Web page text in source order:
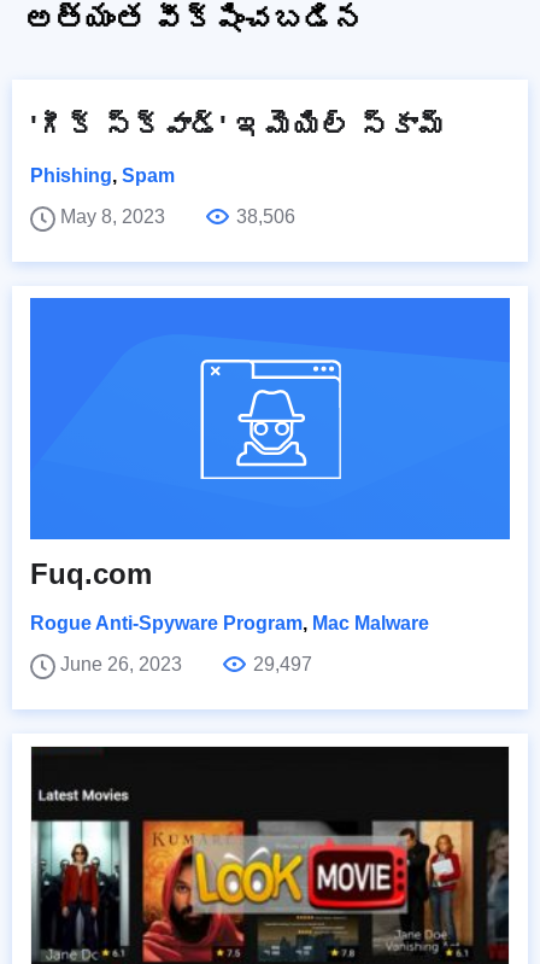
అత్యంత వీక్షించబడిన
'గీక్ స్క్వాడ్' ఇమెయిల్ స్కామ్
Phishing, Spam
May 8, 2023
38,506
Fuq.com
Rogue Anti-Spyware Program, Mac Malware
June 26, 2023
29,497